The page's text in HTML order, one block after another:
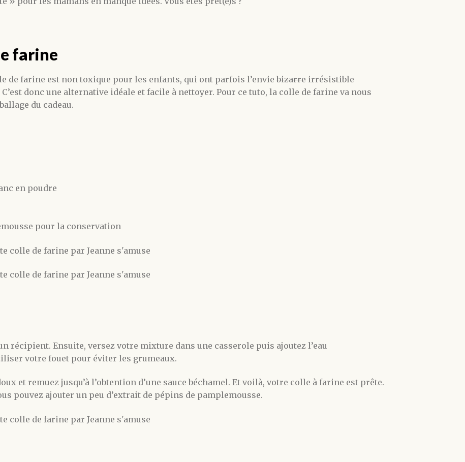
farine
de farine est non toxique pour les enfants, qui ont parfois l’enviebizarre irrésistible
donc une alternative idéale et facile à nettoyer. Pour ce tuto, la colle de farine va nous
du cadeau.
en poudre
pour la conservation
récipient. Ensuite, versez votre mixture dans une casserole puis ajoutez l’eau
votre fouet pour éviter les grumeaux.
et remuez jusqu’à l’obtention d’une sauce béchamel. Et voilà, votre colle à farine est prête.
pouvez ajouter un peu d’extrait de pépins de pamplemousse.